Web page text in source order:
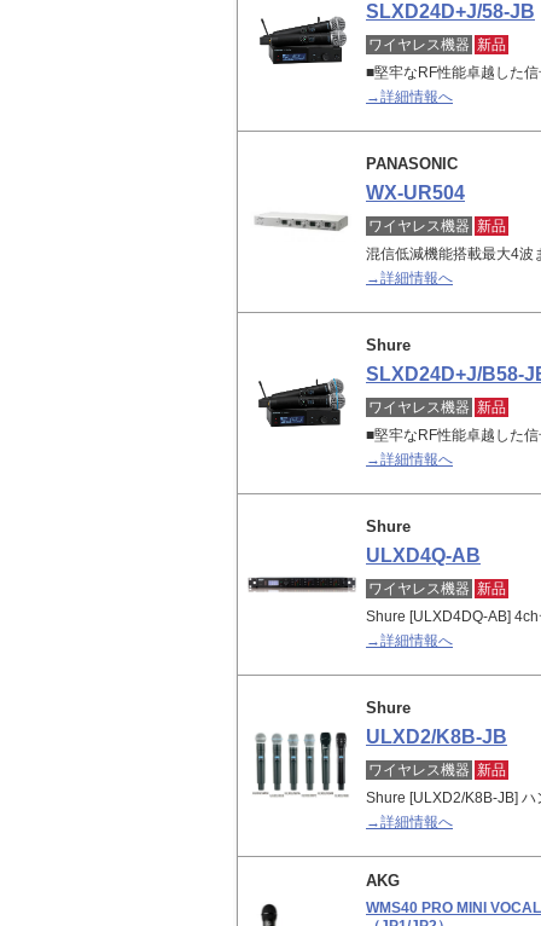
SLXD24D+J/58-JB
ワイヤレス機器 新品
■堅牢なRF性能卓越した
→詳細情報へ
PANASONIC
WX-UR504
ワイヤレス機器 新品
混信低減機能搭載最大4
→詳細情報へ
Shure
SLXD24D+J/B58-
ワイヤレス機器 新品
■堅牢なRF性能卓越した
→詳細情報へ
Shure
ULXD4Q-AB
ワイヤレス機器 新品
Shure [ULXD4DQ-AB]
→詳細情報へ
Shure
ULXD2/K8B-JB
ワイヤレス機器 新品
Shure [ULXD2/K8B-JB]
→詳細情報へ
AKG
WMS40 PRO MINI